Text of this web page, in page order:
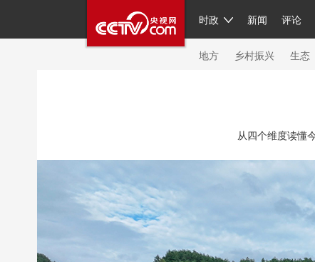
时政 新闻 评论
人民领袖习近平 联播+
直播 片库 栏目大全
繁体 海外频道
地方 乡村振兴 生态
新闻 国内 国际 评论 经济 军事
人民领袖习近平
视频 小央视频 直播中国
前线 比划 快看
从四个维度读懂